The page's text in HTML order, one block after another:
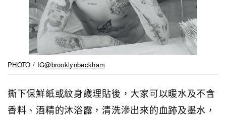
PHOTO / IG@brooklynbeckham
撕下保鮮紙或紋身護理貼後，大家可以暖水及不含
香料、酒精的沐浴露，清洗滲出來的血跡及墨水，